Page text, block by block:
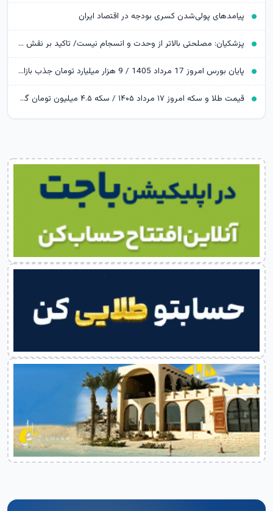
پیامدهای پولی‌شدن کسری بودجه در اقتصاد ایران
پزشکیان: مصلحتی بالاتر از وحدت و انسجام نیست/ تاکید بر نقش خبرنگاران در ایجاد فضای همدلی
پایان بورس امروز 17 مرداد 1405 / 9 هزار میلیارد تومان جذب بازار سرمایه شد
قیمت طلا و سکه امروز ۱۷ مرداد ۱۴۰۵ / سکه ۴.۵ میلیون تومان گران شد؛ طلا به ایستگاه 19 میلیونی رسید